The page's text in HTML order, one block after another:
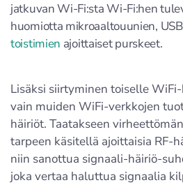
jatkuvan Wi-Fi:sta Wi-Fi:hen
huomiotta mikroaaltouunien,
toistimien ajoittaiset purskeet.
Lisäksi siirtyminen toiselle
vain muiden WiFi-verkkojen
häiriöt. Taatakseen
tarpeen käsitellä ajoittaisia RF-
niin sanottua signaali-häiriö-
joka vertaa haluttua signaalia